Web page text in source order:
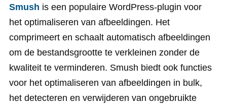
Smush is een populaire WordPress-plugin voor
het optimaliseren van afbeeldingen. Het
comprimeert en schaalt automatisch afbeeldingen
om de bestandsgrootte te verkleinen zonder de
kwaliteit te verminderen. Smush biedt ook functies
voor het optimaliseren van afbeeldingen in bulk,
het detecteren en verwijderen van ongebruikte